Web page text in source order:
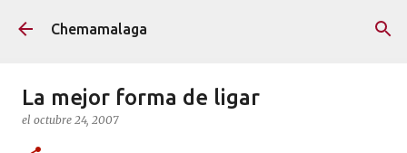
Ir al contenido principal
Chemamalaga
La mejor forma de ligar
el octubre 24, 2007